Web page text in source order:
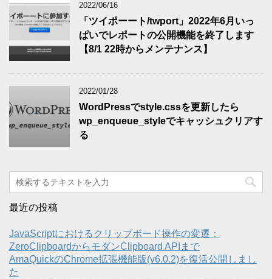
2022/06/16
「ツイポーート/twport」2022年6月いっ
ぱいでレポートの公開機能を終了します
【8/1 22時からメンテナンス】
2022/01/28
WordPressでstyle.cssを更新したら
wp_enqueue_styleでキャッシュクリアす
る
最近の投稿
JavaScriptにおけるクリップボード操作の変遷：
ZeroClipboardからモダンClipboard APIまで
AmaQuickのChrome拡張機能版(v6.0.2)を復活公開しまし
た